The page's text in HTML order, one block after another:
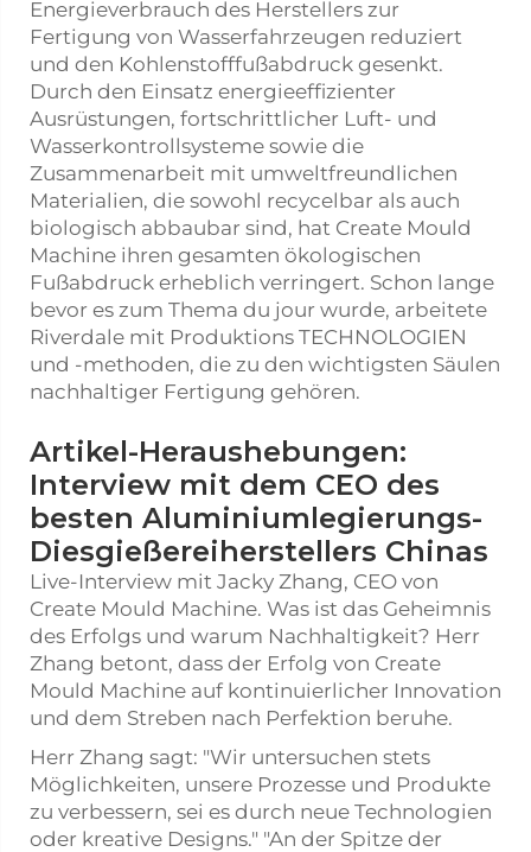
Energieverbrauch des Herstellers zur
Fertigung von Wasserfahrzeugen reduziert
und den Kohlenstofffußabdruck gesenkt.
Durch den Einsatz energieeffizienter
Ausrüstungen, fortschrittlicher Luft- und
Wasserkontrollsysteme sowie die
Zusammenarbeit mit umweltfreundlichen
Materialien, die sowohl recycelbar als auch
biologisch abbaubar sind, hat Create Mould
Machine ihren gesamten ökologischen
Fußabdruck erheblich verringert. Schon lange
bevor es zum Thema du jour wurde, arbeitete
Riverdale mit Produktions TECHNOLOGIEN
und -methoden, die zu den wichtigsten Säulen
nachhaltiger Fertigung gehören.
Artikel-Heraushebungen:
Interview mit dem CEO des
besten Aluminiumlegierungs-
Diesgießereiherstellers Chinas
Live-Interview mit Jacky Zhang, CEO von
Create Mould Machine. Was ist das Geheimnis
des Erfolgs und warum Nachhaltigkeit? Herr
Zhang betont, dass der Erfolg von Create
Mould Machine auf kontinuierlicher Innovation
und dem Streben nach Perfektion beruhe.
Herr Zhang sagt: "Wir untersuchen stets
Möglichkeiten, unsere Prozesse und Produkte
zu verbessern, sei es durch neue Technologien
oder kreative Designs." "An der Spitze der